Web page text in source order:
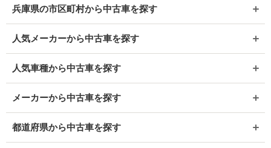
兵庫県の市区町村から中古車を探す
人気メーカーから中古車を探す
人気車種から中古車を探す
メーカーから中古車を探す
都道府県から中古車を探す